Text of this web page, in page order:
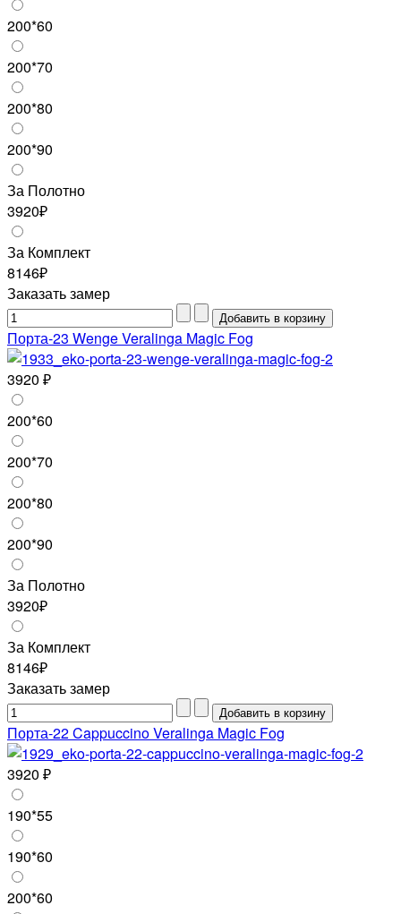
200*60
200*70
200*80
200*90
За Полотно
3920₽
За Комплект
8146₽
Заказать замер
Порта-23 Wenge Veralinga Magic Fog
3920 ₽
200*60
200*70
200*80
200*90
За Полотно
3920₽
За Комплект
8146₽
Заказать замер
Порта-22 Cappuccino Veralinga Magic Fog
3920 ₽
190*55
190*60
200*60